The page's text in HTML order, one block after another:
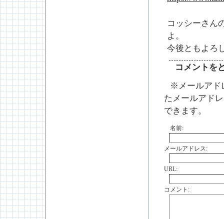
コッシーさん
よ。
今後ともよろ
コメントを
※メールアド
たメールアド
できます。
名前:
メールアドレス:
URL:
コメント: